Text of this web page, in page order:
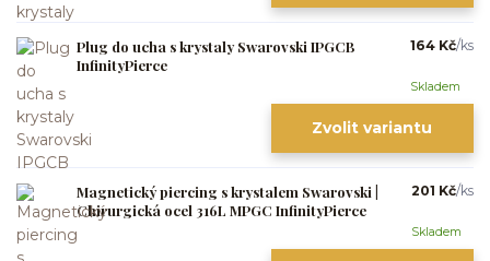
Plug do ucha s krystaly Swarovski IPGCB
InfinityPierce
164 Kč/ks
Skladem
Zvolit variantu
Magnetický piercing s krystalem Swarovski |
Chirurgická ocel 316L MPGC InfinityPierce
201 Kč/ks
Skladem